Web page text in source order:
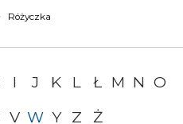
Różyczka
I J K L Ł M N O
V W Y Z Ż